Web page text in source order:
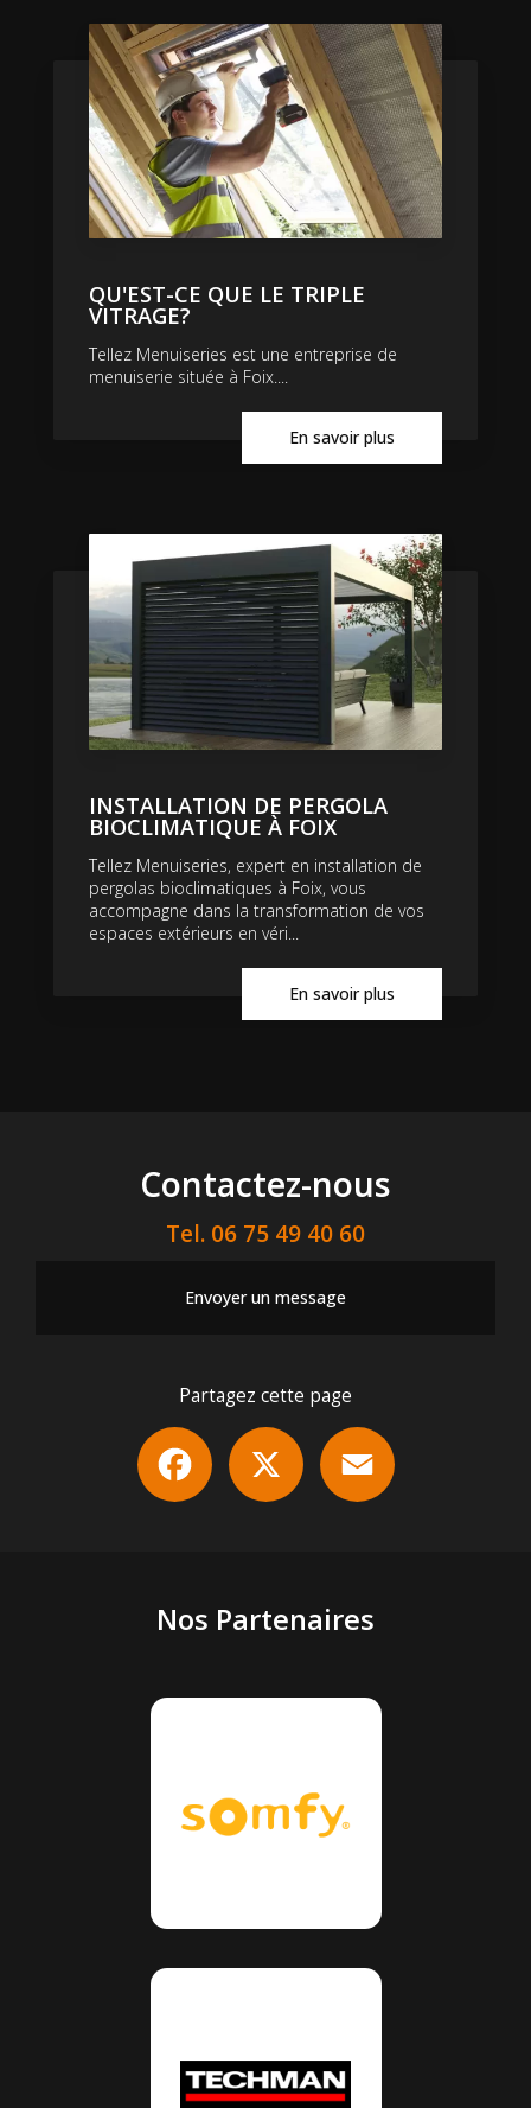
QU'EST-CE QUE LE TRIPLE
VITRAGE?
Tellez Menuiseries est une entreprise de
menuiserie située à Foix....
En savoir plus
INSTALLATION DE PERGOLA
BIOCLIMATIQUE À FOIX
Tellez Menuiseries, expert en installation de
pergolas bioclimatiques à Foix, vous
accompagne dans la transformation de vos
espaces extérieurs en véri...
En savoir plus
Contactez-nous
Tel. 06 75 49 40 60
Envoyer un message
Partagez cette page
Facebook
Nos Partenaires